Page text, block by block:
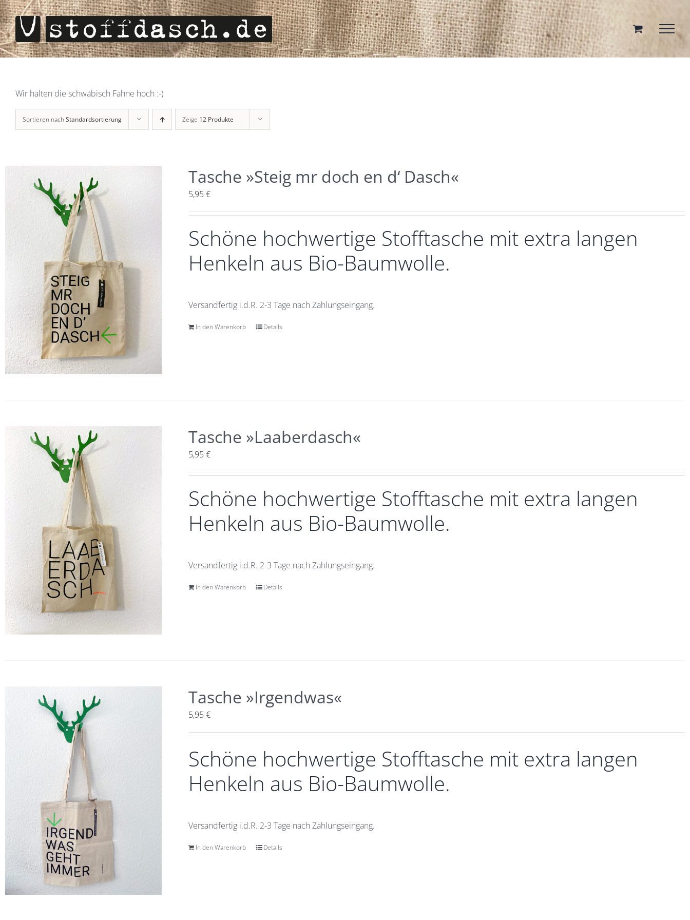
Zum
Inhalt
springen
Wir halten die schwäbisch Fahne hoch :-)
Sortieren nach Standardsortierung Zeige 12 Produkte
Tasche »Steig mr doch en d‘ Dasch«
5,95€
Schöne hochwertige Stofftasche mit extra langen
Henkeln aus Bio-Baumwolle.
Versandfertig i.d.R. 2-3 Tage nach Zahlungseingang.
In den Warenkorb Details
Tasche »Laaberdasch«
5,95€
Schöne hochwertige Stofftasche mit extra langen
Henkeln aus Bio-Baumwolle.
Versandfertig i.d.R. 2-3 Tage nach Zahlungseingang.
In den Warenkorb Details
Tasche »Irgendwas«
5,95€
Schöne hochwertige Stofftasche mit extra langen
Henkeln aus Bio-Baumwolle.
Versandfertig i.d.R. 2-3 Tage nach Zahlungseingang.
In den Warenkorb Details